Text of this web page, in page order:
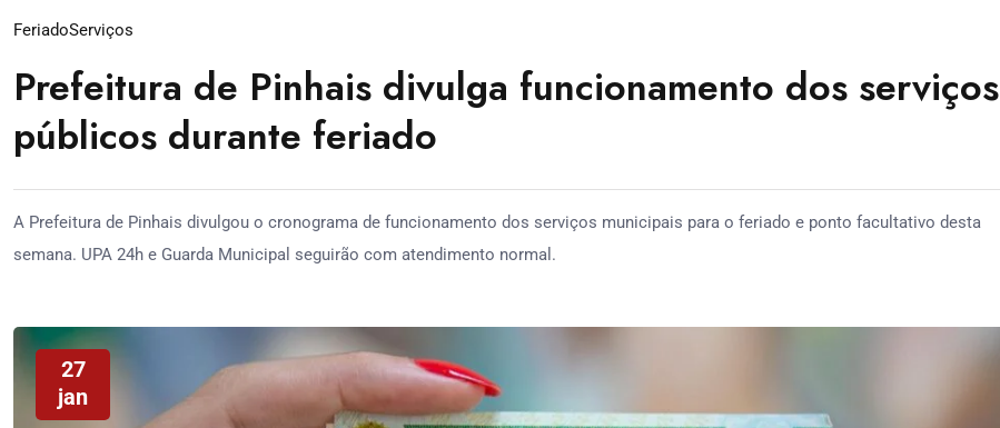
FeriadoServiços
Prefeitura de Pinhais divulga funcionamento dos serviços
públicos durante feriado
A Prefeitura de Pinhais divulgou o cronograma de funcionamento dos serviços municipais para o feriado e ponto facultativo desta
semana. UPA 24h e Guarda Municipal seguirão com atendimento normal.
27
jan